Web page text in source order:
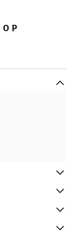
O P